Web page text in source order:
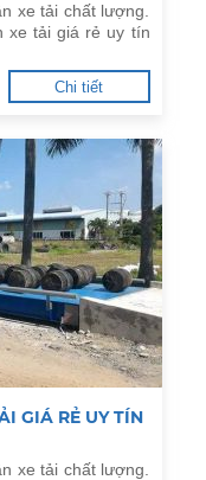
xe tải chất lượng.
xe tải giá rẻ uy tín
Chi tiết
GIÁ RẺ UY TÍN
xe tải chất lượng.